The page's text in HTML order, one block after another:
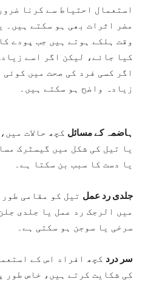
استعمال احتیاط سے کرنا
مضر اثرات بھی ہو سکتے ہیں۔
وقت ہلکے ہوتے ہیں جب پودے
کیا جائے، لیکن اگر اسے
اگر کسی فرد کی صحت میں کوئی
زیادہ واضح ہو سکتے ہیں۔
ہاضمہ کے مسائل کچھ حالات
یا تیل کی شکل میں گیسٹرک
یا دست کا سبب بن سکتا ہے۔
جلدی رد عمل تیل کو مقامی
میں الرجک رد عمل یا جلدی
سرخی یا سوجن ہو سکتی ہے۔
سر درد کچھ افراد اس کے
کی شکایت کرتے ہیں، خاص طور